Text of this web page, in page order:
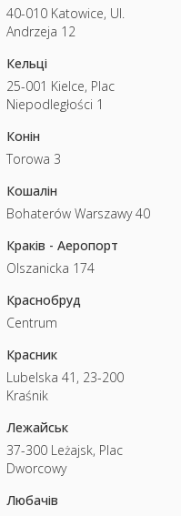
40-010 Katowice, Ul.
Andrzeja 12
Кельці
25-001 Kielce, Plac
Niepodległości 1
Конін
Torowa 3
Кошалін
Bohaterów Warszawy 40
Краків - Аеропорт
Olszanicka 174
Краснобруд
Centrum
Красник
Lubelska 41, 23-200
Kraśnik
Лежайськ
37-300 Leżajsk, Plac
Dworcowy
Любачів